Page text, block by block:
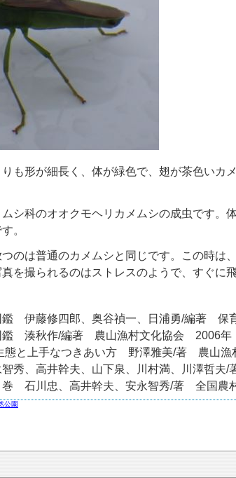
も形が細長く、体が緑色で、翅が茶色いカ
シ科のオオクモヘリカメムシの成虫です。
。
のは普通のカメムシと同じです。この時は
を撮られるのはストレスのようで、すぐに
鑑 伊藤修四郎、奥谷禎一、日浦勇/編著
鑑 湊秋作/編著 農山漁村文化協会 2006年
態と上手なつきあい方 野澤雅美/著 農山
秀、高井幹夫、山下泉、川村満、川澤哲
巻 石川忠、高井幹夫、安永智秀/著 全国農
公園